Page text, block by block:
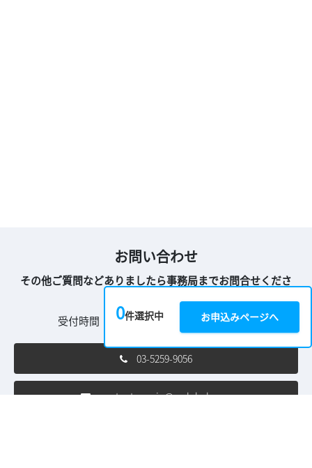
0件選択中 お申込みページへ
お問い合わせ
その他ご質問などありましたら事務局までお問合せくださ
受付時間 10:00～18:00（土日祝を除く）
03-5259-9056
content-con.jp@rxglobal.com